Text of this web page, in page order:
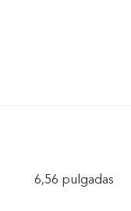
6,56 pulgadas